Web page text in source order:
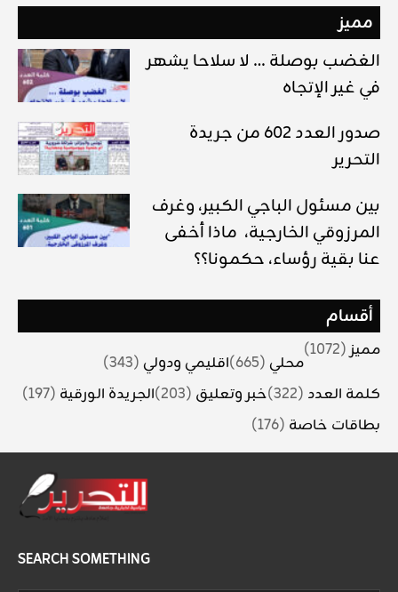
مميز
الغضب بوصلة … لا سلاحا يشهر
في غير الإتجاه
صدور العدد 602 من جريدة
التحرير
بين مسئول الباجي الكبير، وغرف
المرزوقي الخارجية، ماذا أخفى
عنا بقية رؤساء، حكمونا؟؟
أقسام
مميز(1072)
محلي (665) اقليمي ودولي (343)
كلمة العدد (322) خبر وتعليق (203) الجريدة الورقية (197)
بطاقات خاصة (176)
SEARCH SOMETHING